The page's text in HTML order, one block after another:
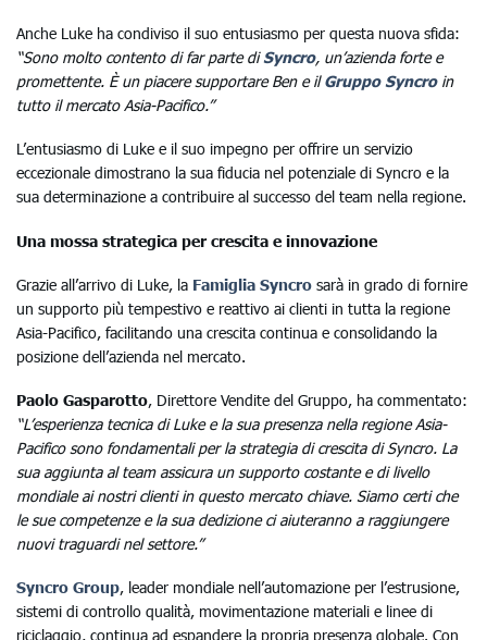
Anche Luke ha condiviso il suo entusiasmo per questa nuova sfida:
“Sono molto contento di far parte diSyncro, un’azienda forte e
promettente. È un piacere supportare Ben e ilGruppo Syncroin
tutto il mercato Asia-Pacifico.”
L’entusiasmo di Luke e il suo impegno per offrire un servizio
eccezionale dimostrano la sua fiducia nel potenziale di Syncro e la
sua determinazione a contribuire al successo del team nella regione.
Una mossa strategica per crescita e innovazione
Grazie all’arrivo di Luke, la Famiglia Syncro sarà in grado di fornire
un supporto più tempestivo e reattivo ai clienti in tutta la regione
Asia-Pacifico, facilitando una crescita continua e consolidando la
posizione dell’azienda nel mercato.
Paolo Gasparotto, Direttore Vendite del Gruppo, ha commentato:
“L’esperienza tecnica di Luke e la sua presenza nella regione Asia-
Pacifico sono fondamentali per la strategia di crescita di Syncro. La
sua aggiunta al team assicura un supporto costante e di livello
mondiale ai nostri clienti in questo mercato chiave. Siamo certi che
le sue competenze e la sua dedizione ci aiuteranno a raggiungere
nuovi traguardi nel settore.”
Syncro Group, leader mondiale nell’automazione per l’estrusione,
sistemi di controllo qualità, movimentazione materiali e linee di
riciclaggio, continua ad espandere la propria presenza globale. Con